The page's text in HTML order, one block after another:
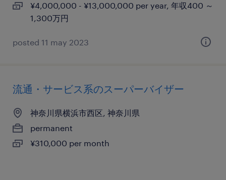
¥4,000,000 - ¥13,000,000 per year, 年収400 ～
1,300万円
posted 11 may 2023
流通・サービス系のスーパーバイザー
神奈川県横浜市西区, 神奈川県
permanent
¥310,000 per month